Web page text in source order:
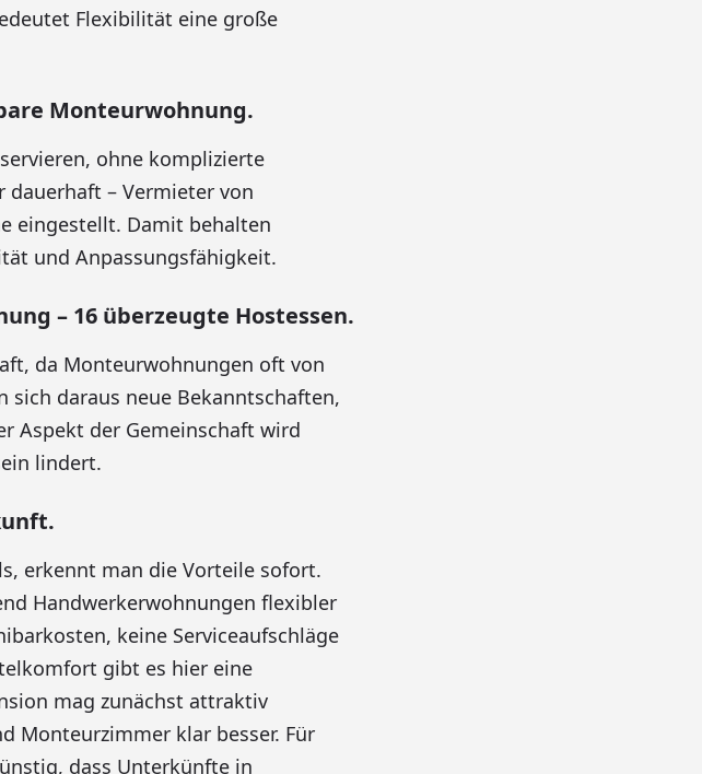
Flexibilität eine große
Monteurwohnung.
ohne komplizierte
dauerhaft – Vermieter von
eingestellt. Damit behalten
und Anpassungsfähigkeit.
– 16 überzeugte Hostessen.
da Monteurwohnungen oft von
daraus neue Bekanntschaften,
Aspekt der Gemeinschaft wird
lindert.
erkennt man die Vorteile sofort.
Handwerkerwohnungen flexibler
keine Serviceaufschläge
gibt es hier eine
mag zunächst attraktiv
Monteurzimmer klar besser. Für
dass Unterkünfte in